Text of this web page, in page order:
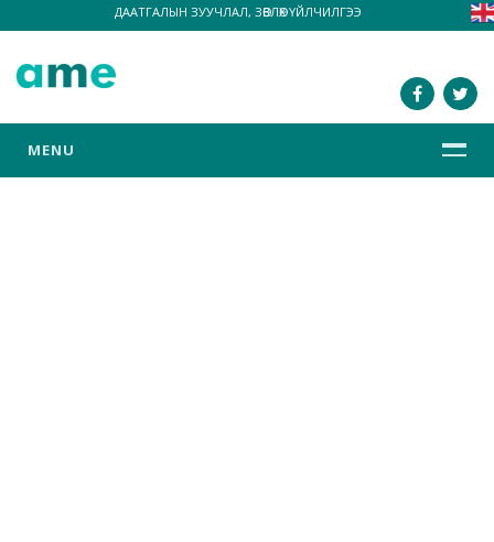
ДААТГАЛЫН ЗУУЧЛАЛ, ЗӨВЛӨХ ҮЙЛЧИЛГЭЭ
MENU